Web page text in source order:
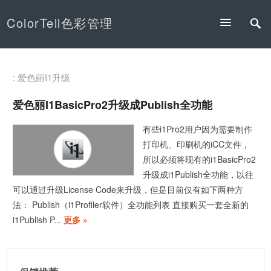
ColorTell色彩管理
: 爱色丽I1升级
爱色丽i1BasicPro2升级成Publish全功能
有些i1Pro2用户因为需要制作
打印机、印刷机的iCC文件，
所以必须将现有的i1BasicPro2
升级成i1Publish全功能，以往
可以通过升级License Code来升级，但是目前仅有如下两种方
法： Publish（i1Profiler软件）全功能列表 直接购买一套全新的
i1Publish P...更多 »